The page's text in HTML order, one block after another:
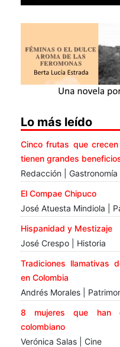
Lo más leído
Cinco frutas que
tienen grandes
Redacción | Gastronomía
El Compae Chipuco
José Atuesta Mindiola |
Hispanidad y Mestizaje
José Crespo | Historia
Tradiciones llamativas
en Colombia
Andrés Morales |
8 mujeres que han
colombiano
Verónica Salas | Cine